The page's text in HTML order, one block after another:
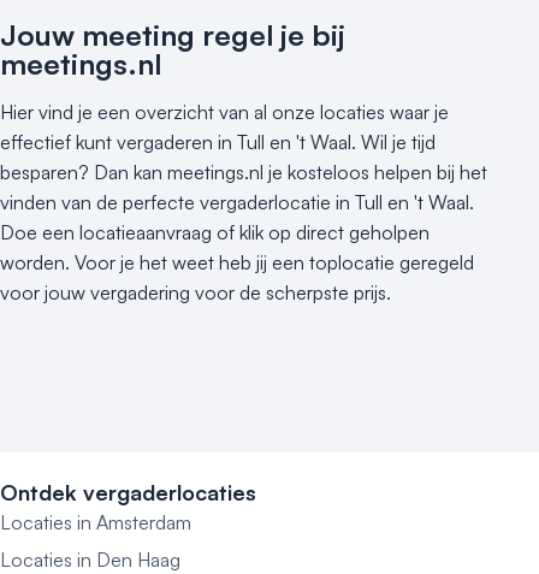
Jouw meeting regel je bij
meetings.nl
Hier vind je een overzicht van al onze locaties waar je
effectief kunt vergaderen in Tull en 't Waal. Wil je tijd
besparen? Dan kan meetings.nl je kosteloos helpen bij het
vinden van de perfecte vergaderlocatie in Tull en 't Waal.
Doe een locatieaanvraag of klik op direct geholpen
worden. Voor je het weet heb jij een toplocatie geregeld
voor jouw vergadering voor de scherpste prijs.
Ontdek vergaderlocaties
Locaties in Amsterdam
Locaties in Den Haag